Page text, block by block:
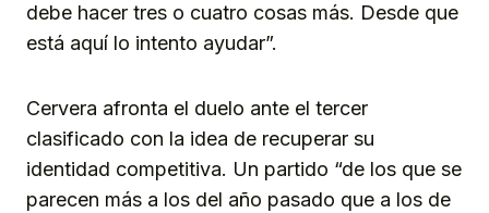
debe hacer tres o cuatro cosas más. Desde que
está aquí lo intento ayudar”.
Cervera afronta el duelo ante el tercer
clasificado con la idea de recuperar su
identidad competitiva. Un partido “de los que se
parecen más a los del año pasado que a los de